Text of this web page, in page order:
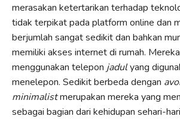
merasakan ketertarikan terhadap
tidak terpikat pada platform online dan
berjumlah sangat sedikit dan bahkan
memiliki akses internet di rumah.
menggunakan telepon jadulyang
menelepon. Sedikit berbeda dengan
minimalistmerupakan mereka yang
sebagai bagian dari kehidupan sehari-